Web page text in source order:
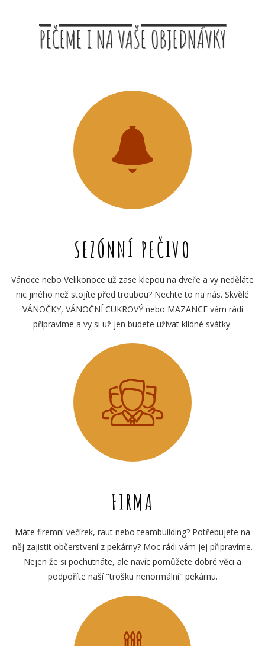
PEČEME I NA VAŠE OBJEDNÁVKY
SEZÓNNÍ PEČIVO
Vánoce nebo Velikonoce už zase klepou na dveře a vy neděláte
nic jiného než stojíte před troubou? Nechte to na nás. Skvělé
VÁNOČKY, VÁNOČNÍ CUKROVÝ nebo MAZANCE vám rádi
připravíme a vy si už jen budete užívat klidné svátky.
FIRMA
Máte firemní večírek, raut nebo teambuilding? Potřebujete na
něj zajistit občerstvení z pekárny? Moc rádi vám jej připravíme.
Nejen že si pochutnáte, ale navíc pomůžete dobré věci a
podpoříte naší "trošku nenormální" pekárnu.